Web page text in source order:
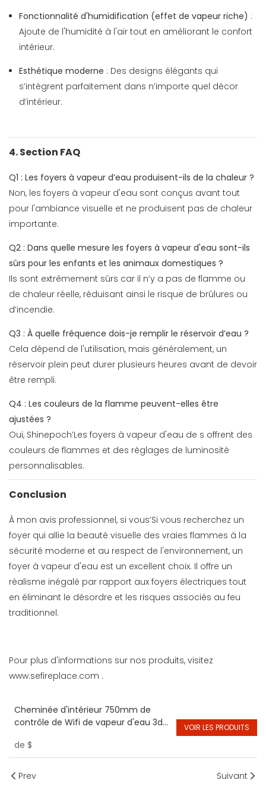
Fonctionnalité d'humidification (effet de vapeur riche) :
Ajoute de l'humidité à l'air tout en améliorant le confort
intérieur.
Esthétique moderne : Des designs élégants qui
s’intègrent parfaitement dans n’importe quel décor
d’intérieur.
4. Section FAQ
Q1 : Les foyers à vapeur d’eau produisent-ils de la chaleur ?
Non, les foyers à vapeur d'eau sont conçus avant tout
pour l'ambiance visuelle et ne produisent pas de chaleur
importante.
Q2 : Dans quelle mesure les foyers à vapeur d'eau sont-ils
sûrs pour les enfants et les animaux domestiques ?
Ils sont extrêmement sûrs car il n’y a pas de flamme ou
de chaleur réelle, réduisant ainsi le risque de brûlures ou
d’incendie.
Q3 : À quelle fréquence dois-je remplir le réservoir d’eau ?
Cela dépend de l'utilisation, mais généralement, un
réservoir plein peut durer plusieurs heures avant de devoir
être rempli.
Q4 : Les couleurs de la flamme peuvent-elles être
ajustées ?
Oui, Shinepoch’Les foyers à vapeur d'eau de s offrent des
couleurs de flammes et des réglages de luminosité
personnalisables.
Conclusion
À mon avis professionnel, si vous’Si vous recherchez un
foyer qui allie la beauté visuelle des vraies flammes à la
sécurité moderne et au respect de l'environnement, un
foyer à vapeur d'eau est un excellent choix. Il offre un
réalisme inégalé par rapport aux foyers électriques tout
en éliminant le désordre et les risques associés au feu
traditionnel.
Pour plus d'informations sur nos produits, visitez
www.sefireplace.com .
Cheminée d'intérieur 750mm de
contrôle de Wifi de vapeur d'eau 3d
intelligentes d'hôtel
de $
VOIR LES PRODUITS
Prev Suivant